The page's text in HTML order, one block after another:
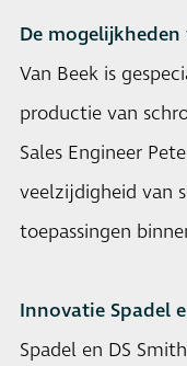
De
Van Beek is
productie van
Sales Engineer
veelzijdigheid van
toepassingen
Innovatie Spadel
Spadel en DS